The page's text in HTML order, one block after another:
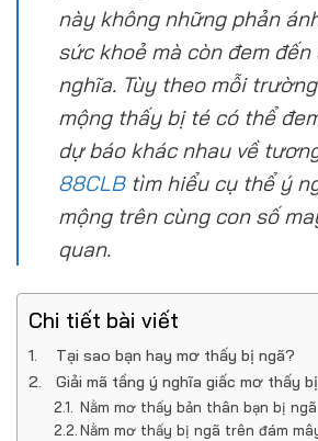
này không những phản
sức khoẻ mà còn đem
nghĩa. Tùy theo mỗi
mộng thấy bị té có thể
dự báo khác nhau về
88CLBtìm hiểu cụ thể ý
mộng trên cùng con số
quan.
Chi tiết bài viết
Tại sao bạn hay mơ thấy bị ngã?
Giải mã tầng ý nghĩa giấc mơ thấy
Nằm mơ thấy bản thân bạn bị ngã
Nằm mơ thấy bị ngã trên đám